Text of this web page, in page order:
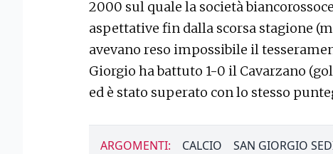
2000 sul quale la società
aspettative fin dalla scorsa stagione
avevano reso impossibile il
Giorgio ha battuto 1-0 il Cavarzano
ed è stato superato con lo stesso
ARGOMENTI: CALCIO SAN GIORGIO